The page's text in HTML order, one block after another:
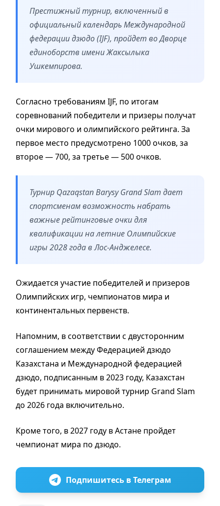
Престижный турнир, включенный в
официальный календарь Международной
федерации дзюдо (IJF), пройдет во Дворце
единоборств имени Жаксылыка
Ушкемпирова.
Согласно требованиям IJF, по итогам
соревнований победители и призеры получат
очки мирового и олимпийского рейтинга. За
первое место предусмотрено 1000 очков, за
второе — 700, за третье — 500 очков.
Турнир Qazaqstan Barysy Grand Slam дает
спортсменам возможность набрать
важные рейтинговые очки для
квалификации на летние Олимпийские
игры 2028 года в Лос-Анджелесе.
Ожидается участие победителей и призеров
Олимпийских игр, чемпионатов мира и
континентальных первенств.
Напомним, в соответствии с двусторонним
соглашением между Федерацией дзюдо
Казахстана и Международной федерацией
дзюдо, подписанным в 2023 году, Казахстан
будет принимать мировой турнир Grand Slam
до 2026 года включительно.
Кроме того, в 2027 году в Астане пройдет
чемпионат мира по дзюдо.
Подпишитесь в Телеграм